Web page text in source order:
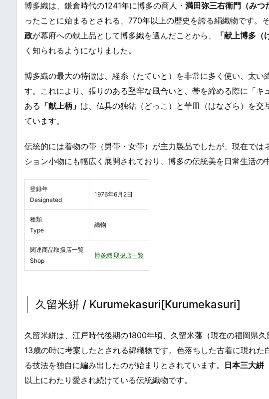
博多織は、鎌倉時代の1241年に博多の商人・ 満田弥三右衛門（みつ
ったことに始まるとされる、770年以上の歴史を誇る絹織物です。
政が幕府への献上品として博多織を選んだことから、 「献上博多（
く知られるようになりました。
博多織の最大の特徴は、経糸（たていと）を非常に多く使い、太
す。これにより、張りのある堅牢な風合いと、帯を締める際に「キ
ある 「献上柄」 は、仏具の独鈷（どっこ）と華皿（はなざら）を
ています。
伝統的には着物の帯（男帯・女帯）が主力製品でしたが、現在で
ション小物にも幅広く展開されており、博多の伝統美を日常生活の
登録年
Designated
1976年6月2日
種類
Type
織物
関連商品取扱店一覧
Shop
博多織 取扱店一覧
久留米絣 / Kurumekasuri[Kurumekasuri]
久留米絣は、江戸時代後期の1800年頃、久留米藩（現在の福岡県久
13歳の時に考案したとされる綿織物です。色落ちした古着に現れ
る技法を独自に編み出したのが始まりとされています。 日本三大絣
以上にわたり愛され続けている伝統織物です。